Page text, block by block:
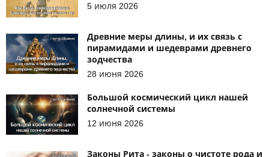
5 июля 2026
Древние меры длины, и их связь с
пирамидами и шедеврами древнего
зодчества
28 июня 2026
Большой космический цикл нашей
солнечной системы
12 июня 2026
Законы Рита - законы о чистоте рода и